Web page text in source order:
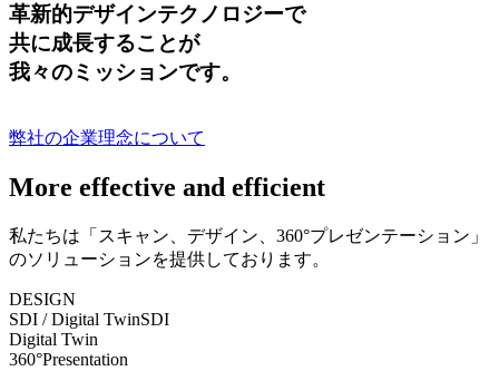
革新的デザインテクノロジーで
共に成長することが
我々のミッションです。
弊社の企業理念について
More effective and efficient
私たちは「スキャン、デザイン、360°プレゼンテーション」
のソリューションを提供しております。
DESIGN
SDI / Digital TwinSDI
Digital Twin
360°Presentation